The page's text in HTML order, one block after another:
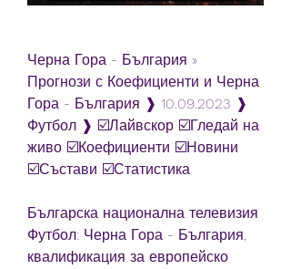
Черна Гора - България »
Прогнози с Коефициенти и Черна
Гора - България ❱ 10.09.2023 ❱
Футбол ❱ ☑️Лайвскор ☑️Гледай на
живо ☑️Коефициенти ☑️Новини
☑️Състави ☑️Статистика
Българска национална телевизия
Футбол: Черна Гора - България,
квалификация за европейско